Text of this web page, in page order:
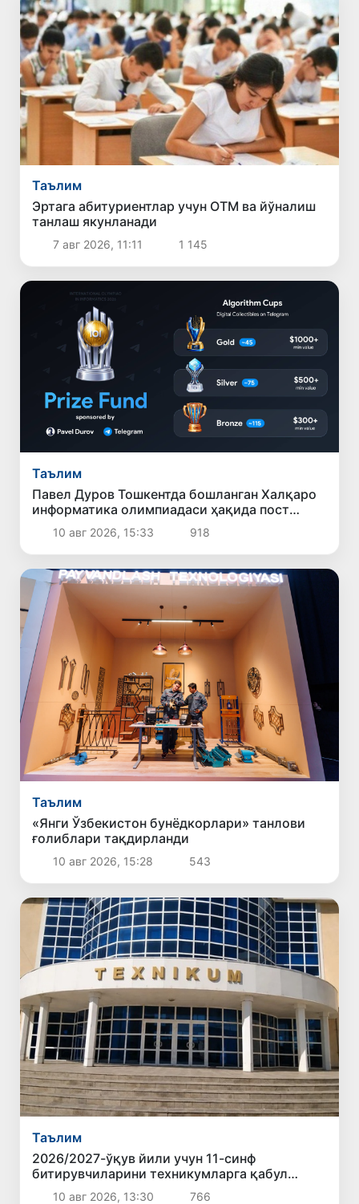
Таълим
Эртага абитуриентлар учун ОТМ ва йўналиш
танлаш якунланади
7 авг 2026, 11:11 1 145
Таълим
Павел Дуров Тошкентда бошланган Халқаро
информатика олимпиадаси ҳақида пост
қолдирди
10 авг 2026, 15:33 918
Таълим
«Янги Ўзбекистон бунёдкорлари» танлови
ғолиблари тақдирланди
10 авг 2026, 15:28 543
Таълим
2026/2027-ўқув йили учун 11-синф
битирувчиларини техникумларга қабул
қилиш бошланди
10 авг 2026, 13:30 766